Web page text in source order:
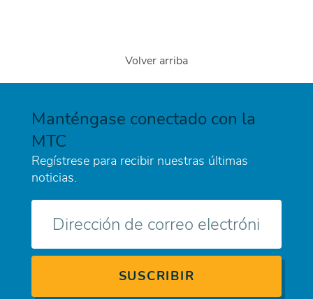
Volver arriba
Manténgase conectado con la
MTC
Regístrese para recibir nuestras últimas
noticias.
electrónico